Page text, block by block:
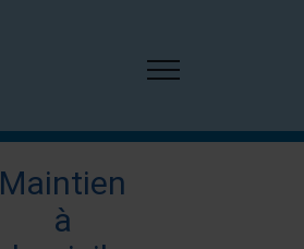
Maintien
à